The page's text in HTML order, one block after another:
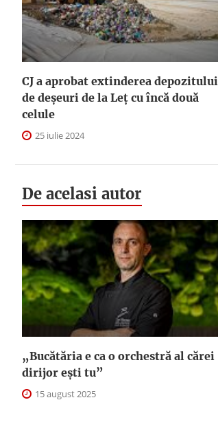
CJ a aprobat extinderea depozitului
de deşeuri de la Leţ cu încă două
celule
25 iulie 2024
De acelasi autor
„Bucătăria e ca o orchestră al cărei
dirijor ești tu”
15 august 2025